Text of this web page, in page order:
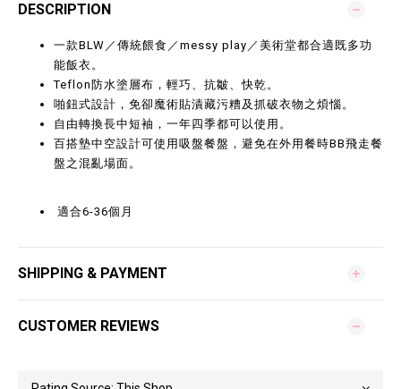
DESCRIPTION
一款BLW／傳統餵食／messy play／美術堂都合適既多功
能飯衣。
Teflon防水塗層布，輕巧、抗皺、快乾。
啪鈕式設計，免卻魔術貼漬藏污糟及抓破衣物之煩惱。
自由轉換長中短袖，一年四季都可以使用。
百搭墊中空設計可使用吸盤餐盤，避免在外用餐時BB飛走餐
盤之混亂場面。
適合6-36個月
SHIPPING & PAYMENT
CUSTOMER REVIEWS